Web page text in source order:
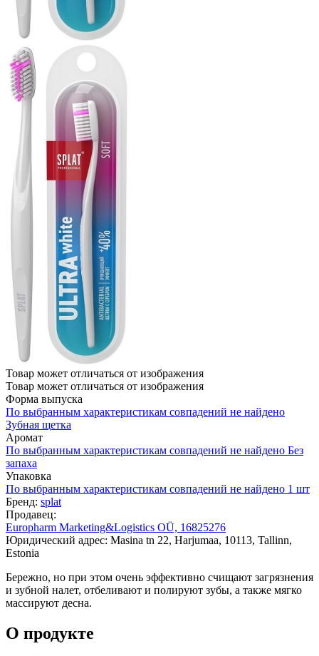
Товар может отличаться от изображения
Товар может отличаться от изображения
Форма выпуска
По выбранным характеристикам совпадений не найдено
Зубная щетка
Аромат
По выбранным характеристикам совпадений не найдено Без
запаха
Упаковка
По выбранным характеристикам совпадений не найдено 1 шт
Бренд: splat
Продавец:
Europharm Marketing&Logistics OÜ, 16825276
Юридический адрес: Masina tn 22, Harjumaa, 10113, Tallinn,
Estonia
Бережно, но при этом очень эффективно счищают загрязнения
и зубной налет, отбеливают и полируют зубы, а также мягко
массируют десна.
О продукте